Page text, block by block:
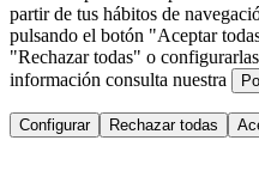
partir de tus hábitos de
pulsando el botón "Aceptar
"Rechazar todas" o
información consulta nuestra
Configurar Rechazar todas